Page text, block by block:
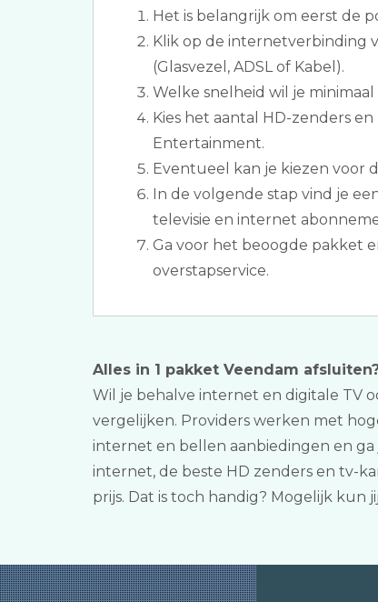
Het is belangrijk om eerst de
Klik op de internetverbinding
(Glasvezel, ADSL of Kabel).
Welke snelheid wil je minimaal
Kies het aantal HD-zenders
Entertainment.
Eventueel kan je kiezen voor
In de volgende stap vind je
televisie en internet
Ga voor het beoogde pakket
overstapservice.
Alles in 1 pakket Veendam
Wil je behalve internet en digitale TV
vergelijken. Providers werken met
internet en bellen aanbiedingen en
internet, de beste HD zenders en tv-
prijs. Dat is toch handig? Mogelijk kun